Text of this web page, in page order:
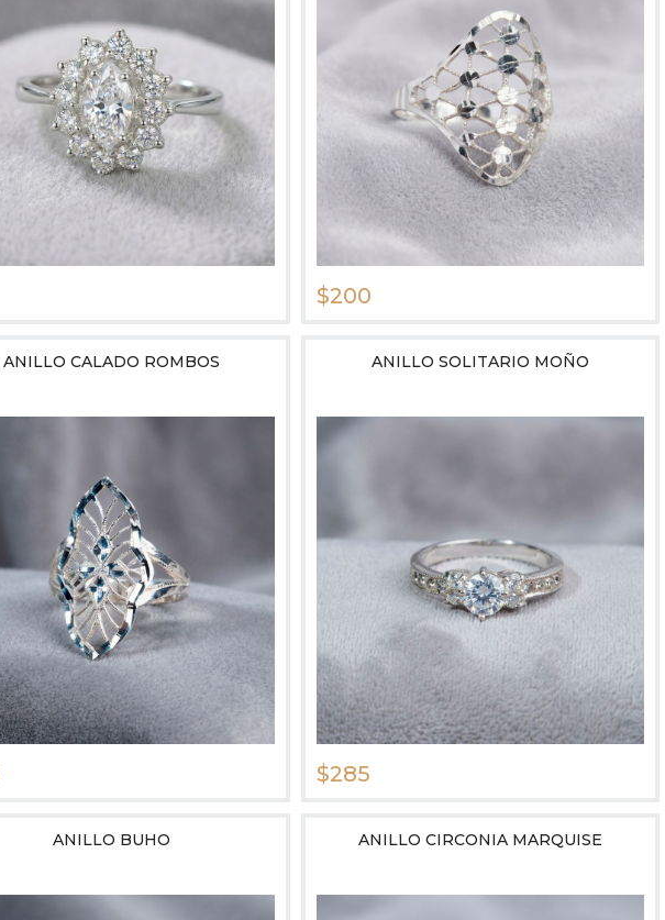
$200
ANILLO CALADO ROMBOS ANILLO SOLITARIO MOÑO
$285
ANILLO BUHO ANILLO CIRCONIA MARQUISE